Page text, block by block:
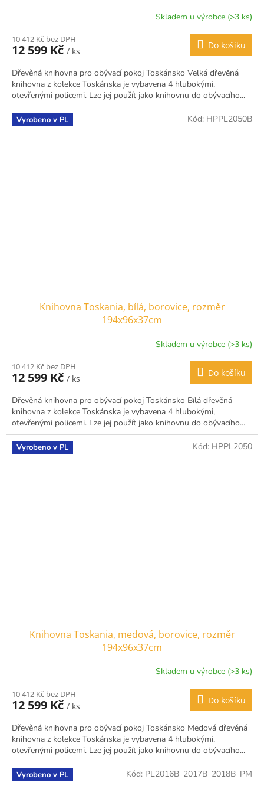
Skladem u výrobce (>3 ks)
10 412 Kč bez DPH
12 599 Kč / ks
Do košíku
Dřevěná knihovna pro obývací pokoj Toskánsko Velká dřevěná
knihovna z kolekce Toskánska je vybavena 4 hlubokými,
otevřenými policemi. Lze jej použít jako knihovnu do obývacího...
Vyrobeno v PL
Knihovna Toskania, bílá, borovice, rozměr
194x96x37cm
Skladem u výrobce (>3 ks)
10 412 Kč bez DPH
12 599 Kč / ks
Do košíku
Dřevěná knihovna pro obývací pokoj Toskánsko Bílá dřevěná
knihovna z kolekce Toskánska je vybavena 4 hlubokými,
otevřenými policemi. Lze jej použít jako knihovnu do obývacího...
Kód: HPPL2050B
Vyrobeno v PL
Knihovna Toskania, medová, borovice, rozměr
194x96x37cm
Skladem u výrobce (>3 ks)
10 412 Kč bez DPH
12 599 Kč / ks
Do košíku
Dřevěná knihovna pro obývací pokoj Toskánsko Medová dřevěná
knihovna z kolekce Toskánska je vybavena 4 hlubokými,
otevřenými policemi. Lze jej použít jako knihovnu do obývacího...
Kód: HPPL2050
Vyrobeno v PL Kód: PL2016B_2017B_2018B_PM